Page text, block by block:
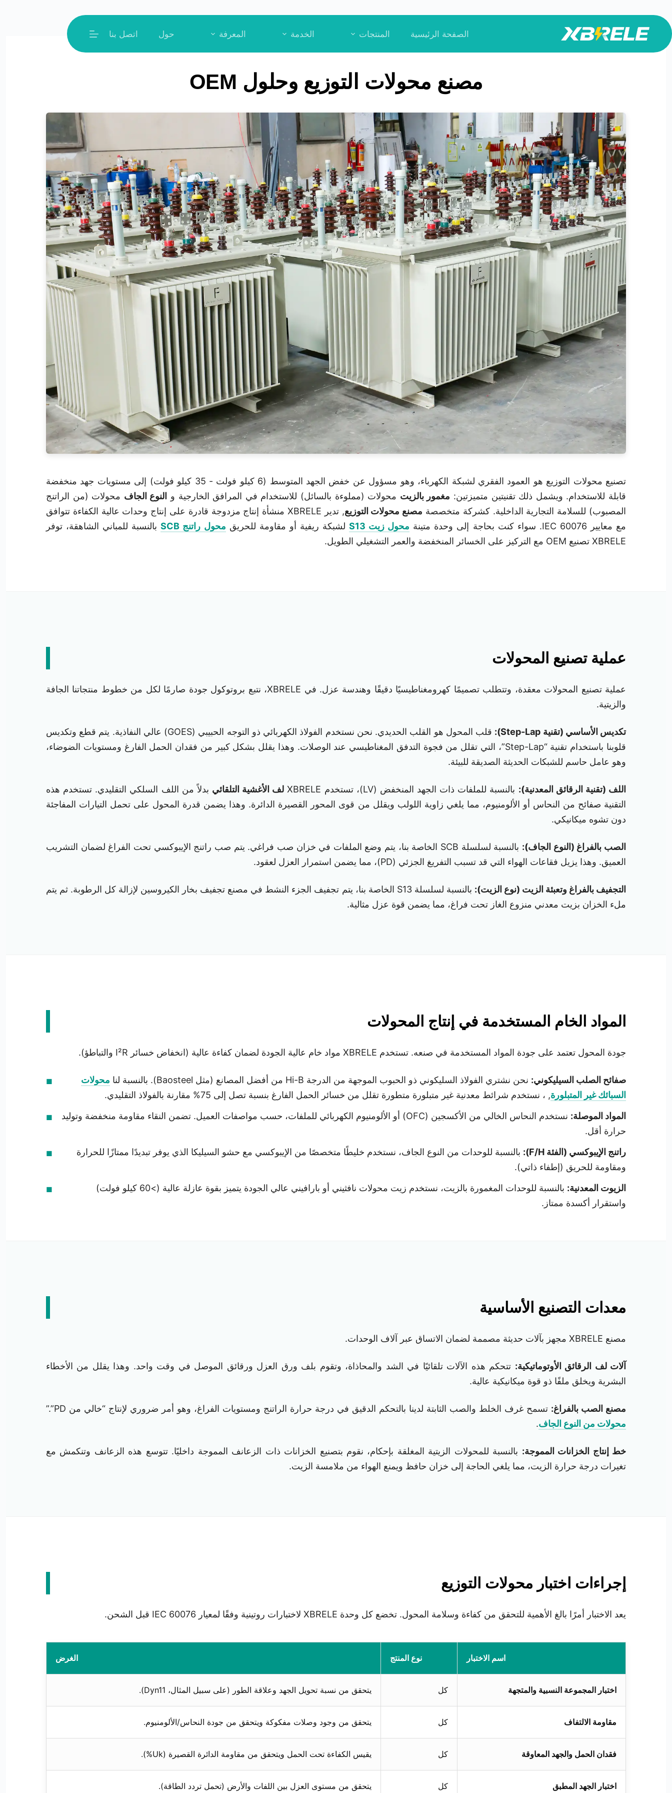
إلى
المحتوى
الصفحة الرئيسية المنتجات الخدمة المعرفة حول اتصل بنا
مصنع محولات التوزيع وحلول OEM
تصنيع محولات التوزيع هو العمود الفقري لشبكة الكهرباء، وهو مسؤول عن خفض الجهد المتوسط (6 كيلو فولت - 35 كيلو فولت) إلى مستويات جهد منخفضة
قابلة للاستخدام. ويشمل ذلك تقنيتين متميزتين: مغمور بالزيت محولات (مملوءة بالسائل) للاستخدام في المرافق الخارجية و النوع الجاف محولات (من الراتنج
المصبوب) للسلامة التجارية الداخلية. كشركة متخصصة مصنع محولات التوزيع
, تدير XBRELE منشأة إنتاج مزدوجة قادرة على إنتاج وحدات عالية الكفاءة تتوافق
مع معايير IEC 60076. سواء كنت بحاجة إلى وحدة متينة
محول زيت S13 لشبكة ريفية أو مقاومة للحريق محول راتنج SCB
بالنسبة للمباني الشاهقة، توفر
XBRELE تصنيع OEM مع التركيز على الخسائر المنخفضة والعمر التشغيلي الطويل.
عملية تصنيع المحولات
عملية تصنيع المحولات معقدة، وتتطلب تصميمًا كهرومغناطيسيًا دقيقًا وهندسة عزل. في XBRELE، نتبع بروتوكول جودة صارمًا لكل من خطوط منتجاتنا الجافة
والزيتية.
تكديس الأساسي (تقنية Step-Lap):
قلب المحول هو القلب الحديدي. نحن نستخدم الفولاذ الكهربائي ذو التوجه الحبيبي (GOES) عالي النفاذية. يتم قطع وتكديس
قلوبنا باستخدام تقنية “Step-Lap”، التي تقلل من فجوة التدفق المغناطيسي عند الوصلات. وهذا يقلل بشكل كبير من فقدان الحمل الفارغ ومستويات الضوضاء،
وهو عامل حاسم للشبكات الحديثة الصديقة للبيئة.
اللف (تقنية الرقائق المعدنية): بالنسبة للملفات ذات الجهد المنخفض (LV)، تستخدم XBRELE لف الأغشية التلقائي بدلاً من اللف السلكي التقليدي. تستخدم هذه
التقنية صفائح من النحاس أو الألومنيوم، مما يلغي زاوية اللولب ويقلل من قوى المحور القصيرة الدائرة. وهذا يضمن قدرة المحول على تحمل التيارات المفاجئة
دون تشوه ميكانيكي.
الصب بالفراغ (النوع الجاف):
بالنسبة لسلسلة SCB الخاصة بنا، يتم وضع الملفات في خزان صب فراغي. يتم صب راتنج الإيبوكسي تحت الفراغ لضمان التشريب
العميق. وهذا يزيل فقاعات الهواء التي قد تسبب التفريغ الجزئي (PD)، مما يضمن استمرار العزل لعقود.
التجفيف بالفراغ وتعبئة الزيت (نوع الزيت):
بالنسبة لسلسلة S13 الخاصة بنا، يتم تجفيف الجزء النشط في مصنع تجفيف بخار الكيروسين لإزالة كل الرطوبة. ثم يتم
ملء الخزان بزيت معدني منزوع الغاز تحت فراغ، مما يضمن قوة عزل مثالية.
المواد الخام المستخدمة في إنتاج المحولات
جودة المحول تعتمد على جودة المواد المستخدمة في صنعه. تستخدم XBRELE مواد خام عالية الجودة لضمان كفاءة عالية (انخفاض خسائر I²R والتباطؤ).
صفائح الصلب السيليكوني: نحن نشتري الفولاذ السليكوني ذو الحبوب الموجهة من الدرجة Hi-B من أفضل المصانع (مثل Baosteel). بالنسبة لنا
محولات
السبائك غير المتبلورة, ، نستخدم شرائط معدنية غير متبلورة متطورة تقلل من خسائر الحمل الفارغ بنسبة تصل إلى 75% مقارنة بالفولاذ التقليدي.
المواد الموصلة:
نستخدم النحاس الخالي من الأكسجين (OFC) أو الألومنيوم الكهربائي للملفات، حسب مواصفات العميل. تضمن النقاء مقاومة منخفضة وتوليد
حرارة أقل.
راتنج الإيبوكسي (الفئة F/H):
بالنسبة للوحدات من النوع الجاف، نستخدم خليطًا متخصصًا من الإيبوكسي مع حشو السيليكا الذي يوفر تبديدًا ممتازًا للحرارة
ومقاومة للحريق (إطفاء ذاتي).
الزيوت المعدنية:
بالنسبة للوحدات المغمورة بالزيت، نستخدم زيت محولات نافثيني أو بارافيني عالي الجودة يتميز بقوة عازلة عالية (>60 كيلو فولت)
واستقرار أكسدة ممتاز.
معدات التصنيع الأساسية
مصنع XBRELE مجهز بآلات حديثة مصممة لضمان الاتساق عبر آلاف الوحدات.
آلات لف الرقائق الأوتوماتيكية: تتحكم هذه الآلات تلقائيًا في الشد والمحاذاة، وتقوم بلف ورق العزل ورقائق الموصل في وقت واحد. وهذا يقلل من الأخطاء
البشرية ويخلق ملفًا ذو قوة ميكانيكية عالية.
مصنع الصب بالفراغ: تسمح غرف الخلط والصب الثابتة لدينا بالتحكم الدقيق في درجة حرارة الراتنج ومستويات الفراغ، وهو أمر ضروري لإنتاج “خالي من PD”.”
محولات من النوع الجاف.
خط إنتاج الخزانات المموجة: بالنسبة للمحولات الزيتية المغلقة بإحكام، نقوم بتصنيع الخزانات ذات الزعانف المموجة داخليًا. تتوسع هذه الزعانف وتنكمش مع
تغيرات درجة حرارة الزيت، مما يلغي الحاجة إلى خزان حافظ ويمنع الهواء من ملامسة الزيت.
إجراءات اختبار محولات التوزيع
يعد الاختبار أمرًا بالغ الأهمية للتحقق من كفاءة وسلامة المحول. تخضع كل وحدة XBRELE لاختبارات روتينية وفقًا لمعيار IEC 60076 قبل الشحن.
اسم الاختبار نوع المنتج الغرض
اختبار المجموعة النسبية والمتجهة كل يتحقق من نسبة تحويل الجهد وعلاقة الطور (على سبيل المثال، Dyn11).
مقاومة الالتفاف كل يتحقق من وجود وصلات مفكوكة ويتحقق من جودة النحاس/الألومنيوم.
فقدان الحمل والجهد المعاوقة كل يقيس الكفاءة تحت الحمل ويتحقق من مقاومة الدائرة القصيرة (Uk%).
اختبار الجهد المطبق كل يتحقق من مستوى العزل بين اللفات والأرض (تحمل تردد الطاقة).